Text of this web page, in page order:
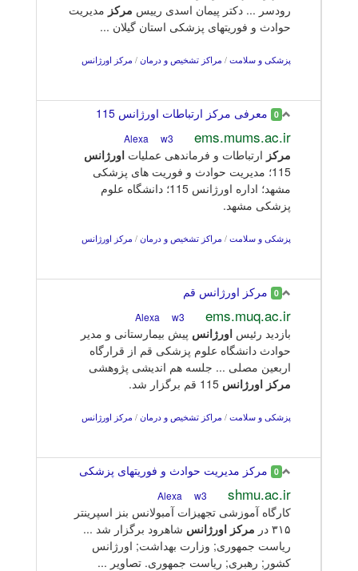
رودسر ... دکتر پیمان اسدی رییس مرکز مدیریت
حوادث و فوریتهای پزشکی استان گیلان ...
پزشکی و سلامت / مراکز تشخیص و درمان / مرکز اورژانس
0 معرفی مرکز ارتباطات اورژانس 115
ems.mums.ac.ir
w3
مرکز ارتباطات و فرماندهی عملیات اورژانس
115؛ مدیریت حوادث و فوریت های پزشکی
مشهد؛ اداره اورژانس 115؛ دانشگاه علوم
پزشکی مشهد.
پزشکی و سلامت / مراکز تشخیص و درمان / مرکز اورژانس
0 مرکز اورژانس قم
ems.muq.ac.ir
w3
بازدید رئیس اورژانس پیش بیمارستانی و مدیر
حوادث دانشگاه علوم پزشکی قم از قرارگاه
اربعین مصلی ... جلسه هم اندیشی پژوهشی
مرکز اورژانس
پزشکی و سلامت / مراکز تشخیص و درمان / مرکز اورژانس
0 مرکز مدیریت حوادث و فوریتهای پزشکی
shmu.ac.ir
w3
کارگاه آموزشی تجهیزات آمبولانس بنز اسپرینتر
۳۱۵ در
مرکز اورژانس شاهرود برگزار شد ...
ریاست جمهوری; وزارت بهداشت; اورژانس
کشور; رهبری; ریاست جمهوری. تصاویر ...